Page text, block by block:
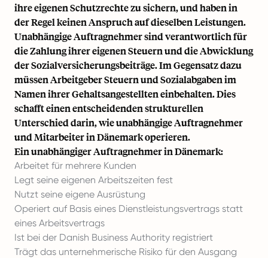
ihre eigenen Schutzrechte zu sichern, und haben in
der Regel keinen Anspruch auf dieselben Leistungen.
Unabhängige Auftragnehmer sind verantwortlich für
die Zahlung ihrer eigenen Steuern und die Abwicklung
der Sozialversicherungsbeiträge. Im Gegensatz dazu
müssen Arbeitgeber Steuern und Sozialabgaben im
Namen ihrerGehaltsangestellteneinbehalten. Dies
schafft einen entscheidenden strukturellen
Unterschied darin, wie unabhängige Auftragnehmer
und Mitarbeiter in Dänemark operieren.
Ein unabhängiger Auftragnehmer in Dänemark:
Arbeitet für mehrere Kunden
Legt seine eigenen Arbeitszeiten fest
Nutzt seine eigene Ausrüstung
Operiert auf Basis eines Dienstleistungsvertrags statt
eines Arbeitsvertrags
Ist bei der Danish Business Authority registriert
Trägt das unternehmerische Risiko für den Ausgang